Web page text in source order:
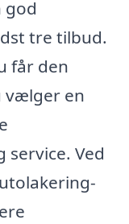
god
tre tilbud.
får den
vælger en
Ved